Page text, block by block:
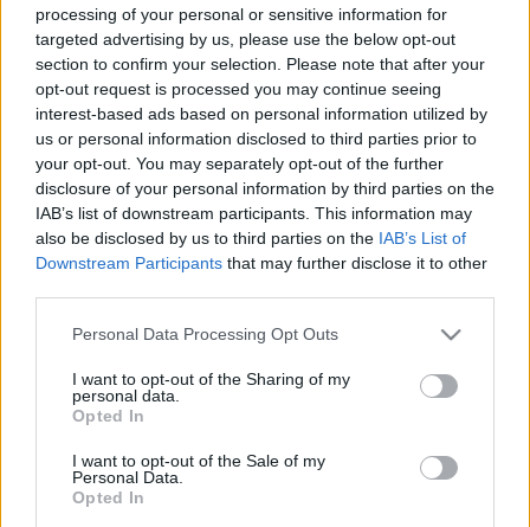
processing of your personal or sensitive information for
targeted advertising by us, please use the below opt-out
section to confirm your selection. Please note that after your
opt-out request is processed you may continue seeing
interest-based ads based on personal information utilized by
us or personal information disclosed to third parties prior to
your opt-out. You may separately opt-out of the further
disclosure of your personal information by third parties on the
IAB’s list of downstream participants. This information may
also be disclosed by us to third parties on the IAB’s List of
Downstream Participants that may further disclose it to other
Please note that this website/app uses one or more Google
not limited to your visit or usage behaviour. You may click to
grant or deny consent to Google and its third-party tags to
use your data for below specified purposes in below Google
consent section.
Personal Data Processing Opt Outs
I want to opt-out of the Sharing of my
personal data.
Opted In
I want to opt-out of the Sale of my
Personal Data.
Opted In
Orvos válaszol
2011. április 04. 14:41
Módosítva: 2015. november 04. 13:49
Megosztás
Küldés Küldés Messengeren
Egészségkalauz
Egészségkalauz
Kisfiam 2 éves. Még szopik 1-2x naponta, de még 3
hónappal ezelőtt napi 3-4x is szopizott. Akkortájt
mentem a nőgyógyászomhoz (rákszűrésre). Akkor